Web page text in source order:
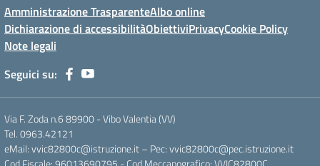
Amministrazione TrasparenteAlbo online
Dichiarazione di accessibilitàObiettiviPrivacyCookie Policy
Note legali
Seguici su:
Via F. Zoda n.6 89900 - Vibo Valentia (VV)
Tel. 0963.42121
eMail: vvic82800c@istruzione.it – Pec: vvic82800c@pec.istruzione.it